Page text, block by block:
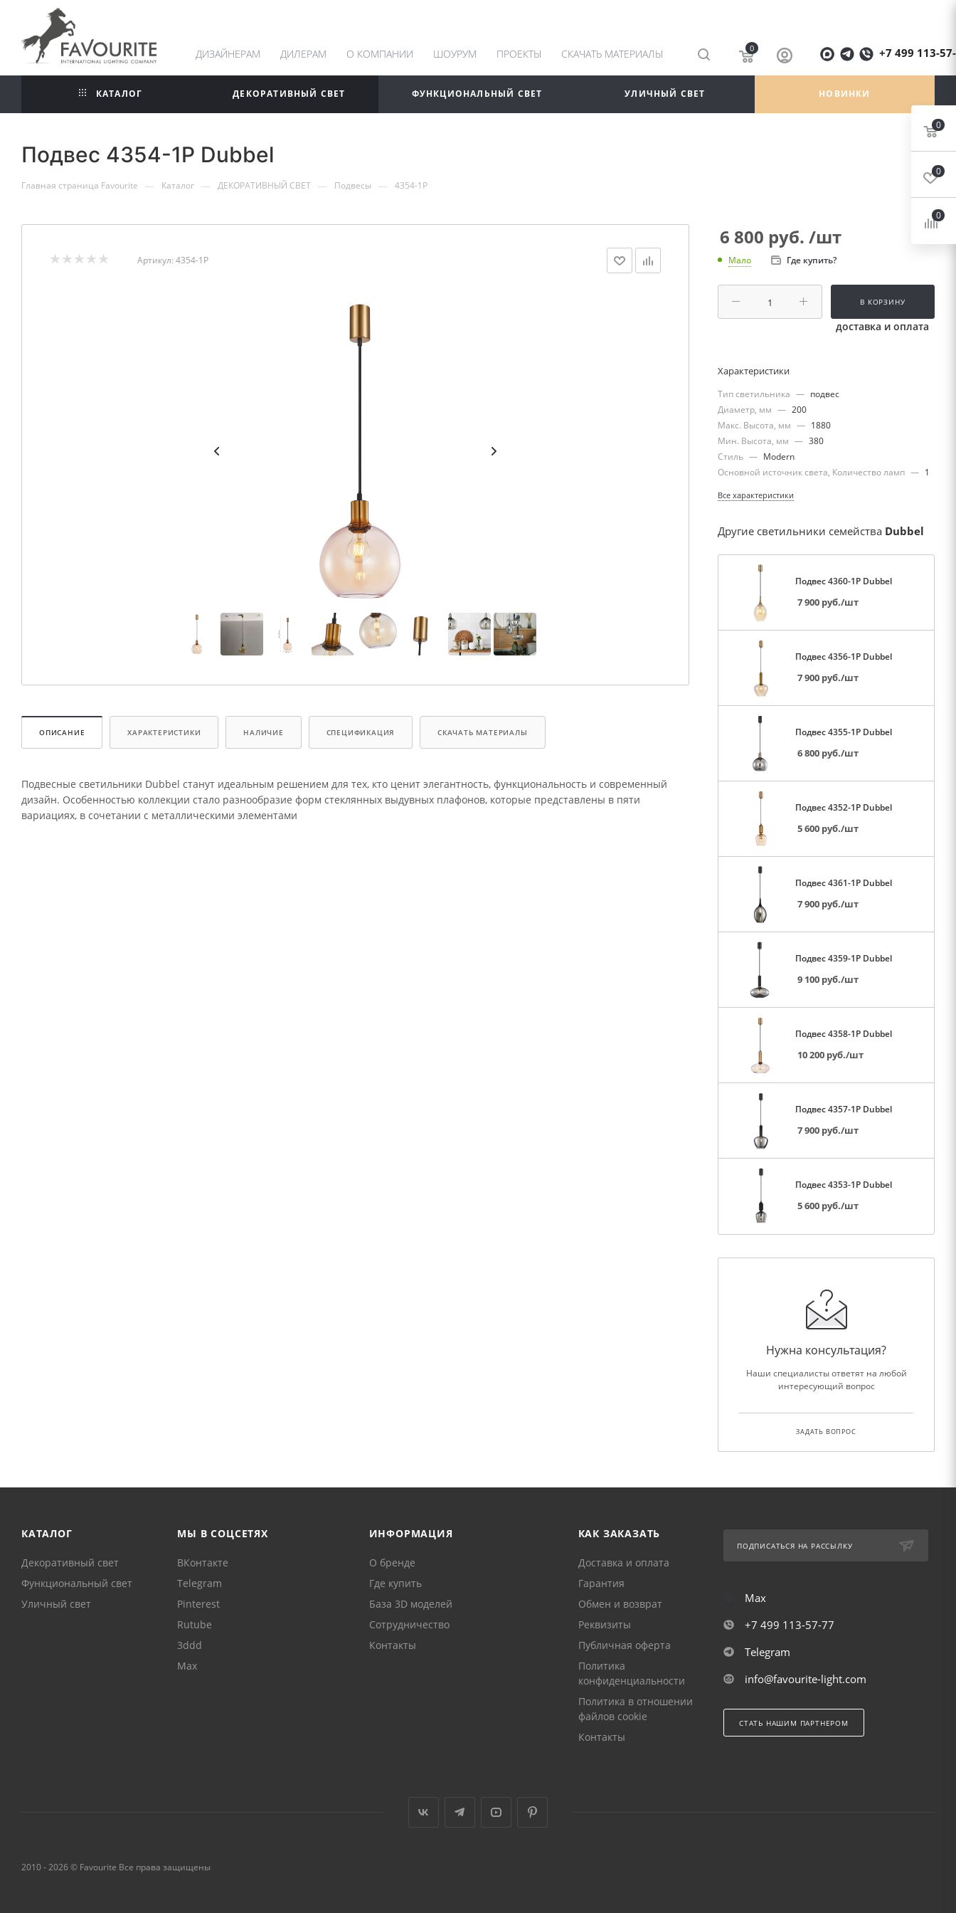
ДИЗАЙНЕРАМ ДИЛЕРАМ О КОМПАНИИ ШОУРУМ ПРОЕКТЫ СКАЧАТЬ МАТЕРИАЛЫ 0 +7 499 113-
КАТАЛОГ ДЕКОРАТИВНЫЙ СВЕТ ФУНКЦИОНАЛЬНЫЙ СВЕТ УЛИЧНЫЙ СВЕТ НОВИНКИ
Подвес 4354-1P Dubbel
Главная страница Favourite — Каталог — ДЕКОРАТИВНЫЙ СВЕТ — Подвесы — 4354-1P
Артикул: 4354-1P
ОПИСАНИЕ ХАРАКТЕРИСТИКИ НАЛИЧИЕ СПЕЦИФИКАЦИЯ СКАЧАТЬ МАТЕРИАЛЫ
Подвесные светильники Dubbel станут идеальным решением для тех, кто ценит элегантность, функциональность и современный
дизайн. Особенностью коллекции стало разнообразие форм стеклянных выдувных плафонов, которые представлены в пяти
вариациях, в сочетании с металлическими элементами
6 800 руб. /шт
Мало Где купить?
В КОРЗИНУ
доставка и оплата
Характеристики
Тип светильника — подвес
Диаметр, мм — 200
Макс. Высота, мм — 1880
Мин. Высота, мм — 380
Стиль — Modern
Основной источник света, Количество ламп — 1
Все характеристики
Другие светильники семейства Dubbel
Подвес 4360-1P Dubbel
7 900 руб./шт
Подвес 4356-1P Dubbel
7 900 руб./шт
Подвес 4355-1P Dubbel
6 800 руб./шт
Подвес 4352-1P Dubbel
5 600 руб./шт
Подвес 4361-1P Dubbel
7 900 руб./шт
Подвес 4359-1P Dubbel
9 100 руб./шт
Подвес 4358-1P Dubbel
10 200 руб./шт
Подвес 4357-1P Dubbel
7 900 руб./шт
Подвес 4353-1P Dubbel
5 600 руб./шт
Нужна консультация?
Наши специалисты ответят на любой
интересующий вопрос
ЗАДАТЬ ВОПРОС
КАТАЛОГ
Декоративный свет
Функциональный свет
Уличный свет
МЫ В СОЦСЕТЯХ
ВКонтакте
Telegram
Pinterest
Rutube
3ddd
Max
ИНФОРМАЦИЯ
О бренде
Где купить
База 3D моделей
Сотрудничество
Контакты
КАК ЗАКАЗАТЬ
Доставка и оплата
Гарантия
Обмен и возврат
Реквизиты
Публичная оферта
Политика
конфиденциальности
Политика в отношении
файлов cookie
Контакты
ПОДПИСАТЬСЯ НА РАССЫЛКУ
Max
+7 499 113-57-77
Telegram
info@favourite-light.com
СТАТЬ НАШИМ ПАРТНЕРОМ
2010 - 2026 © Favourite Все права защищены
0
0
0